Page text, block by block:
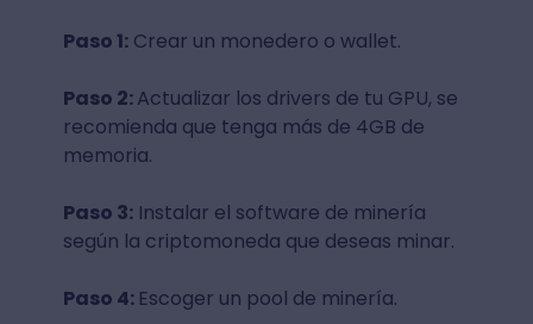
Paso 1:Crear un monedero o wallet.
Paso 2:Actualizar los drivers de tu GPU, se
recomienda que tenga más de 4GB de
memoria.
Paso 3:Instalar el software de minería
según la criptomoneda que deseas minar.
Paso 4: Escoger un pool de minería.